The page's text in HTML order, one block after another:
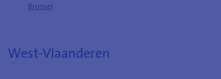
Brussel
West-Vlaanderen